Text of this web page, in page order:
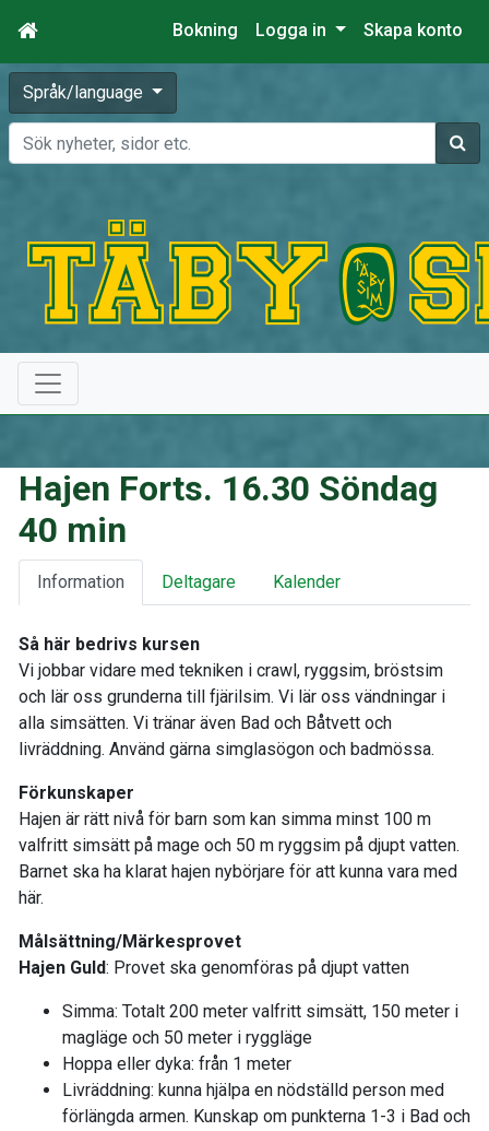
Bokning Logga in Skapa konto
Språk/language
Sök
Hajen Forts. 16.30 Söndag
40 min
Information Deltagare Kalender
Så här bedrivs kursen
Vi jobbar vidare med tekniken i crawl, ryggsim, bröstsim
och lär oss grunderna till fjärilsim. Vi lär oss vändningar i
alla simsätten. Vi tränar även Bad och Båtvett och
livräddning. Använd gärna simglasögon och badmössa.
Förkunskaper
Hajen är rätt nivå för barn som kan simma minst 100 m
valfritt simsätt på mage och 50 m ryggsim på djupt vatten.
Barnet ska ha klarat hajen nybörjare för att kunna vara med
här.
Målsättning/Märkesprovet
Hajen Guld: Provet ska genomföras på djupt vatten
Simma: Totalt 200 meter valfritt simsätt, 150 meter i
magläge och 50 meter i ryggläge
Hoppa eller dyka: från 1 meter
Livräddning: kunna hjälpa en nödställd person med
förlängda armen. Kunskap om punkterna 1-3 i Bad och